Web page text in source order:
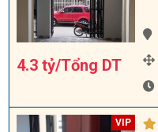
4.3 tỷ/Tổng DT